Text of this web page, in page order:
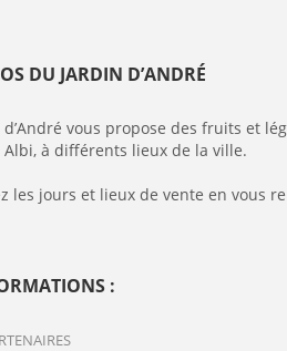
DU JARDIN D’ANDRÉ
d’André vous propose des fruits et
à différents lieux de la ville.
les jours et lieux de vente en vous
: